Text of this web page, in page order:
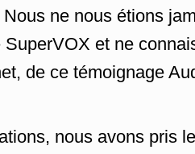
ne nous étions
et ne
de ce témoignage
nous avons pris